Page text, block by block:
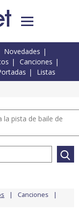
Novedades
Canciones
Listas
la pista de baile de
Canciones